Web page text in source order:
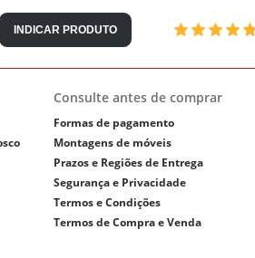
INDICAR PRODUTO
Consulte antes de comprar
Formas de pagamento
Montagens de móveis
Prazos e Regiões de Entrega
Segurança e Privacidade
Termos e Condições
Termos de Compra e Venda